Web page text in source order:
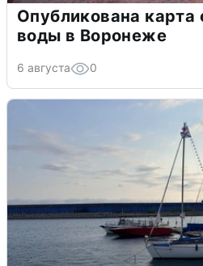
Опубликована карта
воды в Воронеже
6 августа 0